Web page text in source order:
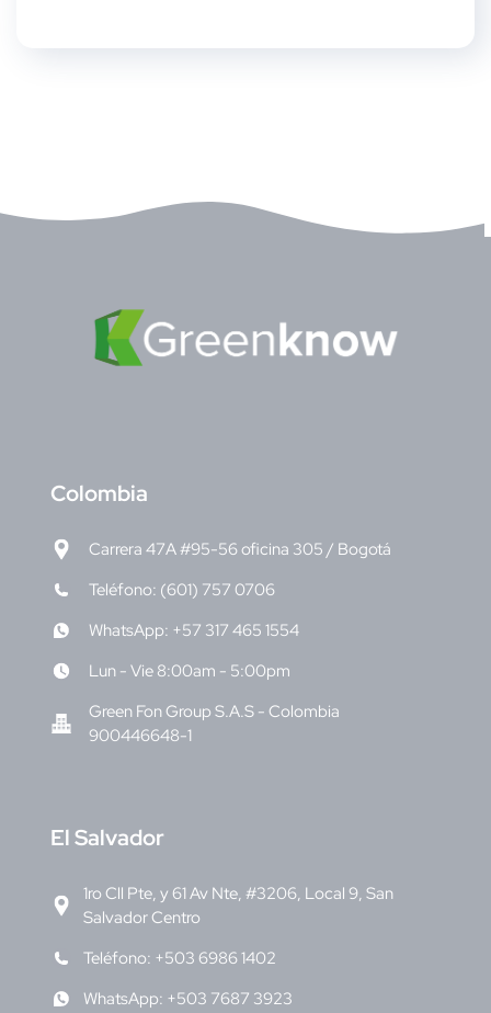
Colombia
Carrera 47A #95-56 oficina 305 / Bogotá
Teléfono: (601) 757 0706
WhatsApp: +57 317 465 1554
Lun - Vie 8:00am - 5:00pm
Green Fon Group S.A.S - Colombia
900446648-1
El Salvador
1ro Cll Pte, y 61 Av Nte, #3206, Local 9, San
Salvador Centro
Teléfono: +503 6986 1402
WhatsApp: +503 7687 3923